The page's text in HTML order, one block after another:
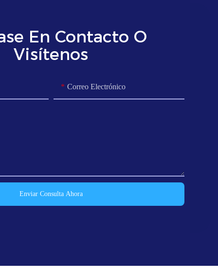
En Contacto O
Visítenos
Correo Electrónico
Enviar Consulta Ahora